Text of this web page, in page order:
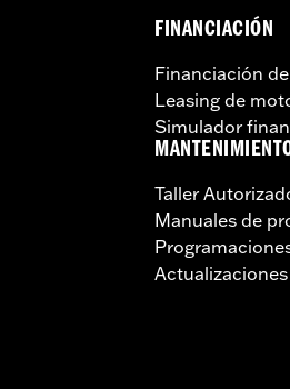
FINANCIACIÓN
Financiación
Leasing de
Simulador
Taller
Manuales de